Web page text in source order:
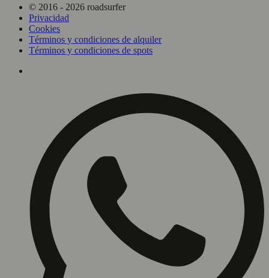
© 2016 - 2026 roadsurfer
Privacidad
Cookies
Términos y condiciones de alquiler
Términos y condiciones de spots